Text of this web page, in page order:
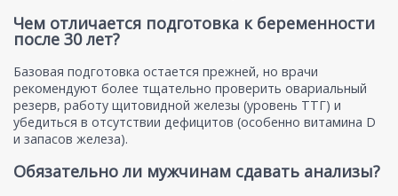
Чем отличается подготовка к беременности
после 30 лет?
Базовая подготовка остается прежней, но врачи
рекомендуют более тщательно проверить овариальный
резерв, работу щитовидной железы (уровень ТТГ) и
убедиться в отсутствии дефицитов (особенно витамина D
и запасов железа).
Обязательно ли мужчинам сдавать анализы?